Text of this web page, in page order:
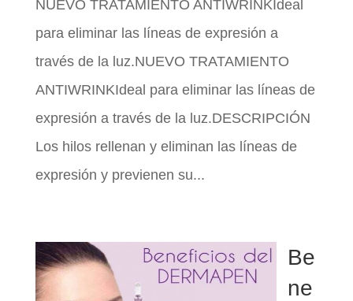
NUEVO TRATAMIENTO ANTIWRINKIdeal
para eliminar las líneas de expresión a
través de la luz.NUEVO TRATAMIENTO
ANTIWRINKIdeal para eliminar las líneas de
expresión a través de la luz.DESCRIPCIÓN
Los hilos rellenan y eliminan las líneas de
expresión y previenen su...
Be
ne